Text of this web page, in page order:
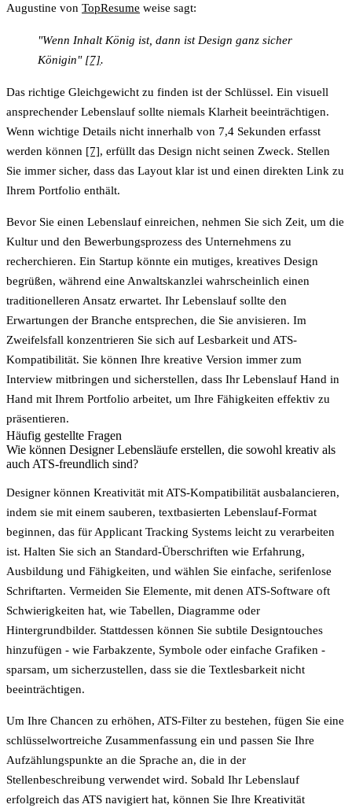
Augustine von TopResume weise sagt:
"Wenn Inhalt König ist, dann ist Design ganz sicher
Königin" [7].
Das richtige Gleichgewicht zu finden ist der Schlüssel. Ein visuell
ansprechender Lebenslauf sollte niemals Klarheit beeinträchtigen.
Wenn wichtige Details nicht innerhalb von 7,4 Sekunden erfasst
werden können [7], erfüllt das Design nicht seinen Zweck. Stellen
Sie immer sicher, dass das Layout klar ist und einen direkten Link zu
Ihrem Portfolio enthält.
Bevor Sie einen Lebenslauf einreichen, nehmen Sie sich Zeit, um die
Kultur und den Bewerbungsprozess des Unternehmens zu
recherchieren. Ein Startup könnte ein mutiges, kreatives Design
begrüßen, während eine Anwaltskanzlei wahrscheinlich einen
traditionelleren Ansatz erwartet. Ihr Lebenslauf sollte den
Erwartungen der Branche entsprechen, die Sie anvisieren. Im
Zweifelsfall konzentrieren Sie sich auf Lesbarkeit und ATS-
Kompatibilität. Sie können Ihre kreative Version immer zum
Interview mitbringen und sicherstellen, dass Ihr Lebenslauf Hand in
Hand mit Ihrem Portfolio arbeitet, um Ihre Fähigkeiten effektiv zu
präsentieren.
Häufig gestellte Fragen
Wie können Designer Lebensläufe erstellen, die sowohl kreativ als
auch ATS-freundlich sind?
Designer können Kreativität mit ATS-Kompatibilität ausbalancieren,
indem sie mit einem sauberen, textbasierten Lebenslauf-Format
beginnen, das für Applicant Tracking Systems leicht zu verarbeiten
ist. Halten Sie sich an Standard-Überschriften wie Erfahrung,
Ausbildung und Fähigkeiten, und wählen Sie einfache, serifenlose
Schriftarten. Vermeiden Sie Elemente, mit denen ATS-Software oft
Schwierigkeiten hat, wie Tabellen, Diagramme oder
Hintergrundbilder. Stattdessen können Sie subtile Designtouches
hinzufügen - wie Farbakzente, Symbole oder einfache Grafiken -
sparsam, um sicherzustellen, dass sie die Textlesbarkeit nicht
beeinträchtigen.
Um Ihre Chancen zu erhöhen, ATS-Filter zu bestehen, fügen Sie eine
schlüsselwortreiche Zusammenfassung ein und passen Sie Ihre
Aufzählungspunkte an die Sprache an, die in der
Stellenbeschreibung verwendet wird. Sobald Ihr Lebenslauf
erfolgreich das ATS navigiert hat, können Sie Ihre Kreativität